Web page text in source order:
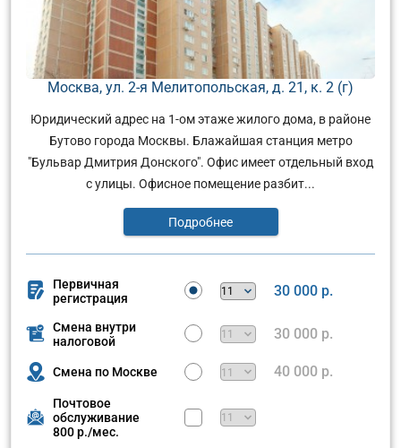
Москва, ул. 2-я Мелитопольская, д. 21, к. 2 (г)
Юридический адрес на 1-ом этаже жилого дома, в районе
Бутово города Москвы. Блажайшая станция метро
"Бульвар Дмитрия Донского". Офис имеет отдельный вход
с улицы. Офисное помещение разбит...
Подробнее
Первичная
регистрация
30 000 р.
Смена внутри
налоговой
30 000 р.
Смена по Москве 40 000 р.
Почтовое
обслуживание
800 р./мес.